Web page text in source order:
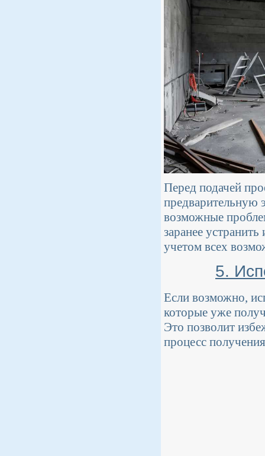
Перед подачей
предварительную
возможные
заранее
учетом всех
5.
Если возможно,
которые уже
Это позволит
процесс